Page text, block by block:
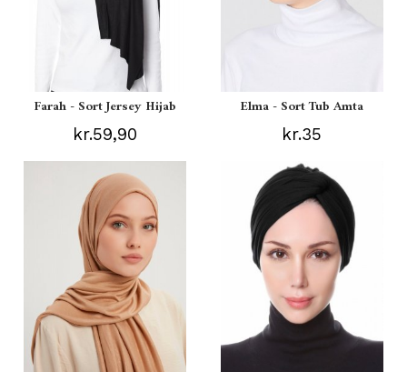
Farah - Sort Jersey Hijab
kr.59,90
Elma - Sort Tub Amta
kr.35